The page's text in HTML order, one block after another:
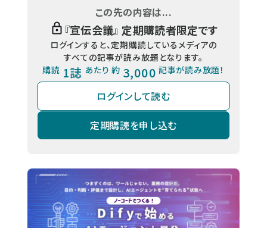
この先の内容は...
『宣伝会議』 定期購読者限定です
ログインすると、定期購読しているメディアの
すべての記事が読み放題となります。
購読 1誌 あたり 約 3,000 記事が読み放題！
ログインして読む
定期購読を申し込む